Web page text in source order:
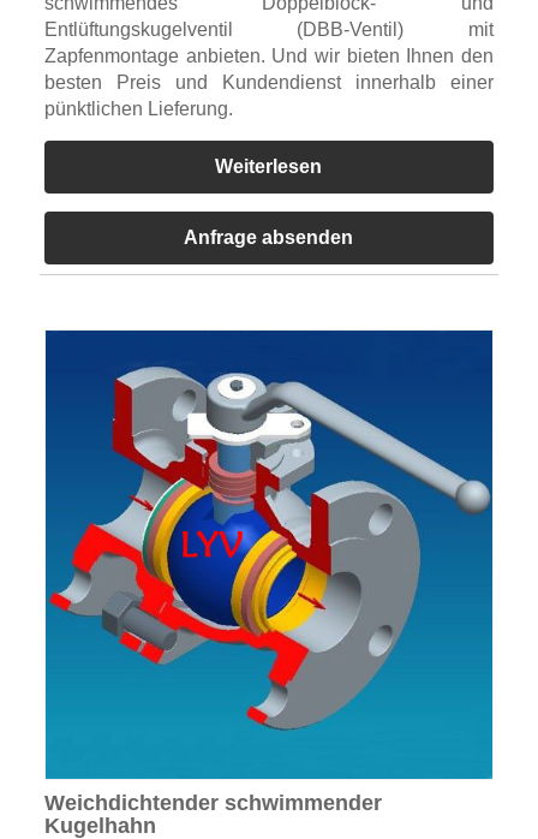
Entlüftungskugelventil (DBB-Ventil) mit
Zapfenmontage anbieten. Und wir bieten Ihnen den
besten Preis und Kundendienst innerhalb einer
pünktlichen Lieferung.
Weiterlesen
Anfrage absenden
Weichdichtender schwimmender
Kugelhahn